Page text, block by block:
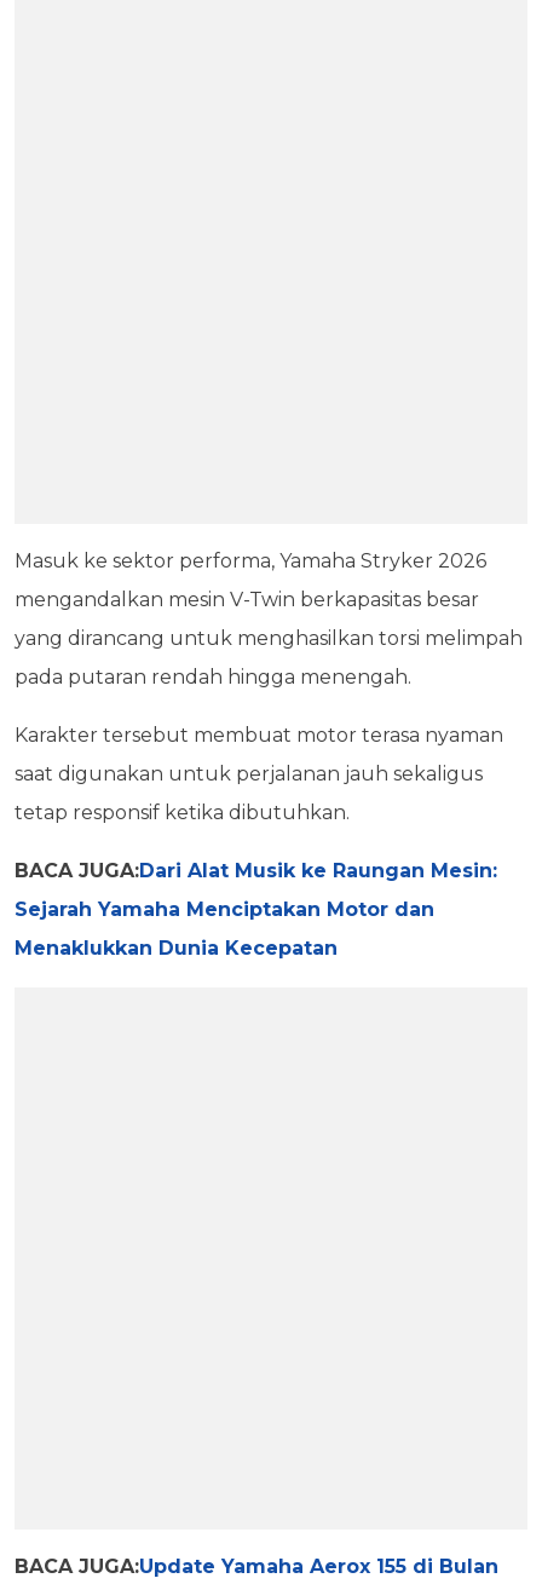
Masuk ke sektor performa, Yamaha Stryker 2026
mengandalkan mesin V-Twin berkapasitas besar
yang dirancang untuk menghasilkan torsi melimpah
pada putaran rendah hingga menengah.
Karakter tersebut membuat motor terasa nyaman
saat digunakan untuk perjalanan jauh sekaligus
tetap responsif ketika dibutuhkan.
BACA JUGA:Dari Alat Musik ke Raungan Mesin:
Sejarah Yamaha Menciptakan Motor dan
Menaklukkan Dunia Kecepatan
BACA JUGA:Update Yamaha Aerox 155 di Bulan